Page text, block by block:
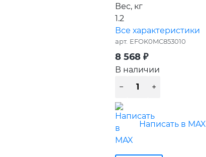
Вес, кг
1.2
Все характеристики
арт. EFOK0MC853010
8 568 ₽
В наличии
Написать в MAX